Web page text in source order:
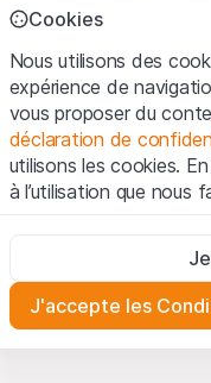
marchés financiers
protection spécifique
Conditions
En utilisant le Site Web
"Site Web"), vous
vous acceptez les
vous n'acceptez pas
vous abstenir d'utiliser
Informations
Tous les droits de
Cookies
Nous utilisons des
expérience de
vous proposer du
déclaration de
utilisons les cookies.
à l’utilisation que nous
Ces cookies sont
Internet et ne peuvent
Analyses
Ces cookies suivent les
J'accepte les